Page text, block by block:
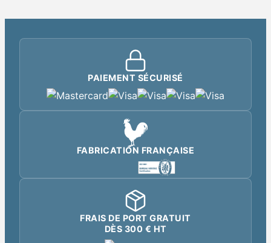
PAIEMENT SÉCURISÉ
FABRICATION FRANÇAISE
FRAIS DE PORT GRATUIT
DÈS 300 € HT